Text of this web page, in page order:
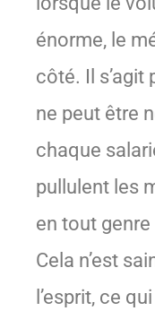
énorme, le
côté. Il s’agit
ne peut être
chaque
pullulent les
en tout
Cela n’est
l’esprit, ce